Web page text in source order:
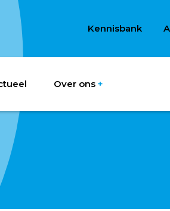
Kennisbank
Over ons